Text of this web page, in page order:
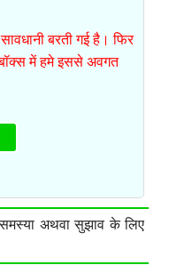
बरती गई है। फिर
में हमे इससे अवगत
अथवा सुझाव के लिए